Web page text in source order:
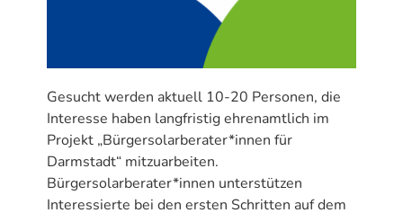
Gesucht werden aktuell 10-20 Personen, die
Interesse haben langfristig ehrenamtlich im
Projekt „Bürgersolarberater*innen für
Darmstadt“ mitzuarbeiten.
Bürgersolarberater*innen unterstützen
Interessierte bei den ersten Schritten auf dem